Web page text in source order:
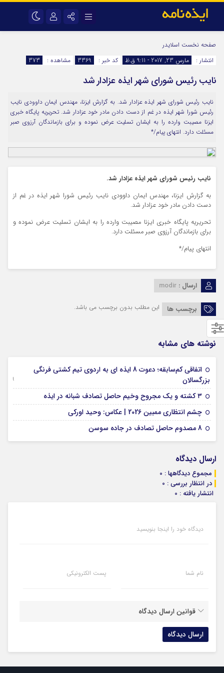
اینستاگرام
سروش
ایتا
آپارات
اپلیکیشن رمز عبور
مرا به خاطر بسپار
صفحه نخست اسلایدر
انتشار :
مارس 23, 2017 - 9:11 ق.ظ کد خبر : 3369 مشاهده : 373
نایب رئیس شورای شهر ایذه عزادار شد
نایب رئیس شورای شهر ایذه عزادار شد. به گزارش ایزنا، مهندس ایمان داوودی نایب
رئیس شورا شهر ایذه در غم از دست دادن مادر خود عزادار شد. تحریریه پایگاه خبری
ایزنا مصیبت وارده را به ایشان تسلیت عرض نموده و برای بازماندگان آرزوی صبر
مسئلت دارد. انتهای پیام/*
نایب رئیس شورای شهر ایذه عزادار شد.
به گزارش ایزنا، مهندس ایمان داوودی نایب رئیس شورا شهر ایذه در غم از
دست دادن مادر خود عزادار شد.
تحریریه پایگاه خبری ایزنا مصیبت وارده را به ایشان تسلیت عرض نموده و
برای بازماندگان آرزوی صبر مسئلت دارد.
انتهای پیام/*
ارسال : modir
برچسب ها این مطلب بدون برچسب می باشد.
نوشته های مشابه
اتفاقی کم‌سابقه؛ دعوت 8 ایذه ای به اردوی تیم کشتی فرنگی
بزرگسالان
09 جولای 2026
۳ کشته و یک مجروح وخیم حاصل تصادف شبانه در ایذه
چشم انتظاری ممبین 2026 | عکاس: وحید اورکی
8 مصدوم حاصل تصادف در جاده سوسن
ارسال دیدگاه
مجموع دیدگاهها : 0
در انتظار بررسی : 0
انتشار یافته : 0
دیدگاه خود را اینجا بنویسید
نام شما پست الکترونیکی
قوانین ارسال دیدگاه